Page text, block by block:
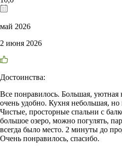
май 2026
2 июня 2026
Достоинства:
Все понравилось. Большая, уютная
очень удобно. Кухня небольшая,
Чистые, просторные спальни с
большое озеро, можно погулять,
всегда было место. 2 минуты до
Очень понравилось, спасибо.